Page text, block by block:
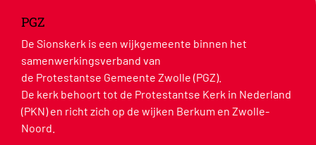
PGZ
De Sionskerk is een wijkgemeente binnen het
samenwerkingsverband van
de Protestantse Gemeente Zwolle (PGZ).
De kerk behoort tot de Protestantse Kerk in Nederland
(PKN) en richt zich op de wijken Berkum en Zwolle-
Noord.